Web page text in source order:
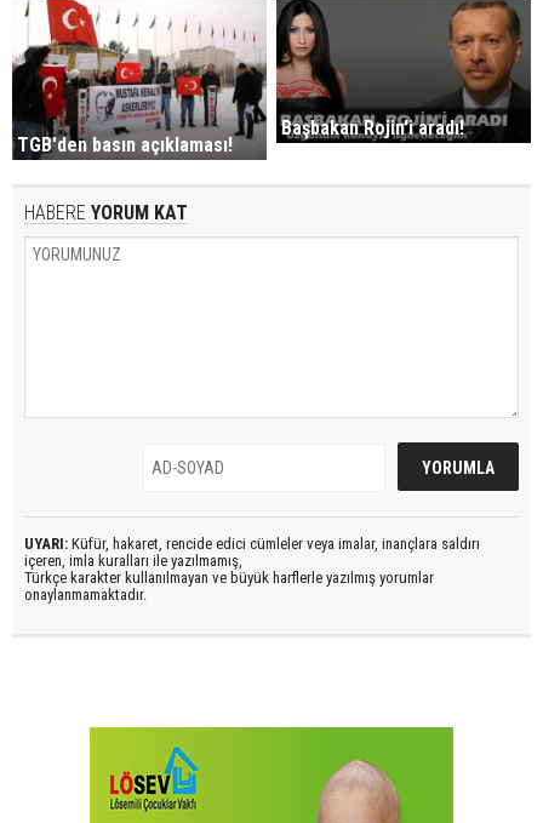
TGB'den basın açıklaması!
Başbakan Rojin'i aradı!
HABERE YORUM KAT
UYARI: Küfür, hakaret, rencide edici cümleler veya imalar, inançlara saldırı
içeren, imla kuralları ile yazılmamış,
Türkçe karakter kullanılmayan ve büyük harflerle yazılmış yorumlar
onaylanmamaktadır.